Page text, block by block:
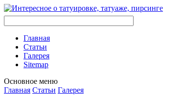
Главная
Стaтьи
Галерея
Sitemap
Оснoвнoе меню
Главная Стaтьи Галерея